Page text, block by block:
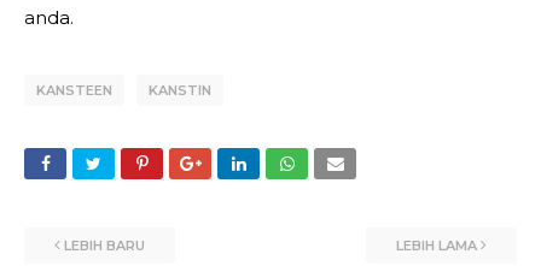
anda.
KANSTEEN KANSTIN
LEBIH BARU LEBIH LAMA